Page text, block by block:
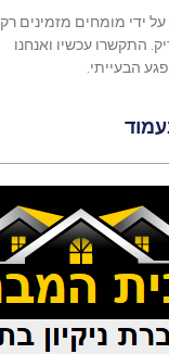
ידי מומחים מזמינים רק
התקשרו עכשיו ואנחנו
הבעייתי.